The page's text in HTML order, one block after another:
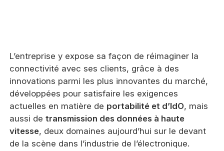
L’entreprise y expose sa façon de réimaginer la
connectivité avec ses clients, grâce à des
innovations parmi les plus innovantes du marché,
développées pour satisfaire les exigences
actuelles en matière de portabilité et d’IdO, mais
aussi detransmission des données à haute
vitesse, deux domaines aujourd’hui sur le devant
de la scène dans l’industrie de l’électronique.